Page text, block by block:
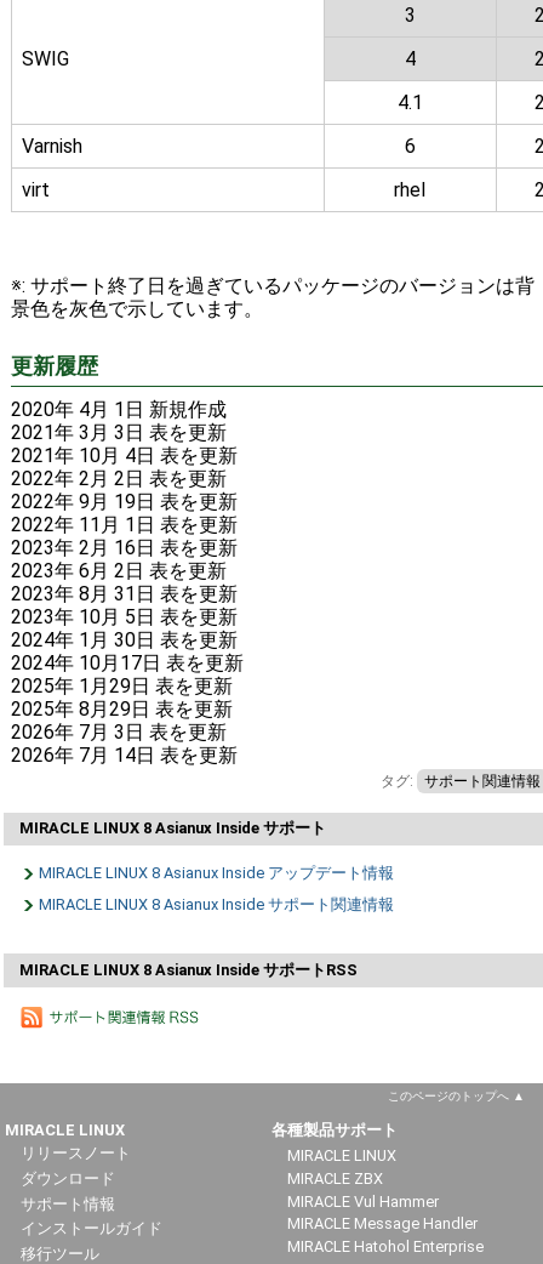
SWIG
3
4
4.1
Varnish
6
virt
rhel
※: サポート終了日を過ぎているパッケージのバージョンは背
景色を灰色で示しています。
更新履歴
2020年 4月 1日 新規作成
2021年 3月 3日 表を更新
2021年 10月 4日 表を更新
2022年 2月 2日 表を更新
2022年 9月 19日 表を更新
2022年 11月 1日 表を更新
2023年 2月 16日 表を更新
2023年 6月 2日 表を更新
2023年 8月 31日 表を更新
2023年 10月 5日 表を更新
2024年 1月 30日 表を更新
2024年 10月17日 表を更新
2025年 1月29日 表を更新
2025年 8月29日 表を更新
2026年 7月 3日 表を更新
2026年 7月 14日 表を更新
タグ: サポート関連情報
MIRACLE LINUX 8 Asianux Inside サポート
MIRACLE LINUX 8 Asianux Inside アップデート情報
MIRACLE LINUX 8 Asianux Inside サポート関連情報
MIRACLE LINUX 8 Asianux Inside サポートRSS
このページのトップへ
MIRACLE LINUX
リリースノート
ダウンロード
サポート情報
インストールガイド
移行ツール
各種製品サポート
MIRACLE LINUX
MIRACLE ZBX
MIRACLE Vul Hammer
MIRACLE Message Handler
MIRACLE Hatohol Enterprise